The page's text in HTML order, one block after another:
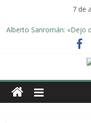
contenido
7 de
Alberto Sanromán: «Dejo
Deporte y solidaridad, de
El emotivo
Convocado nuevo pleno
Una Plataforma de
comarca para evitar la
Medial
TV